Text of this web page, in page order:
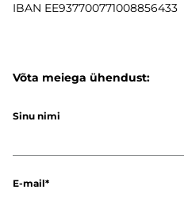
IBAN EE937700771008856433
Võta meiega ühendust:
Sinu nimi
E-mail